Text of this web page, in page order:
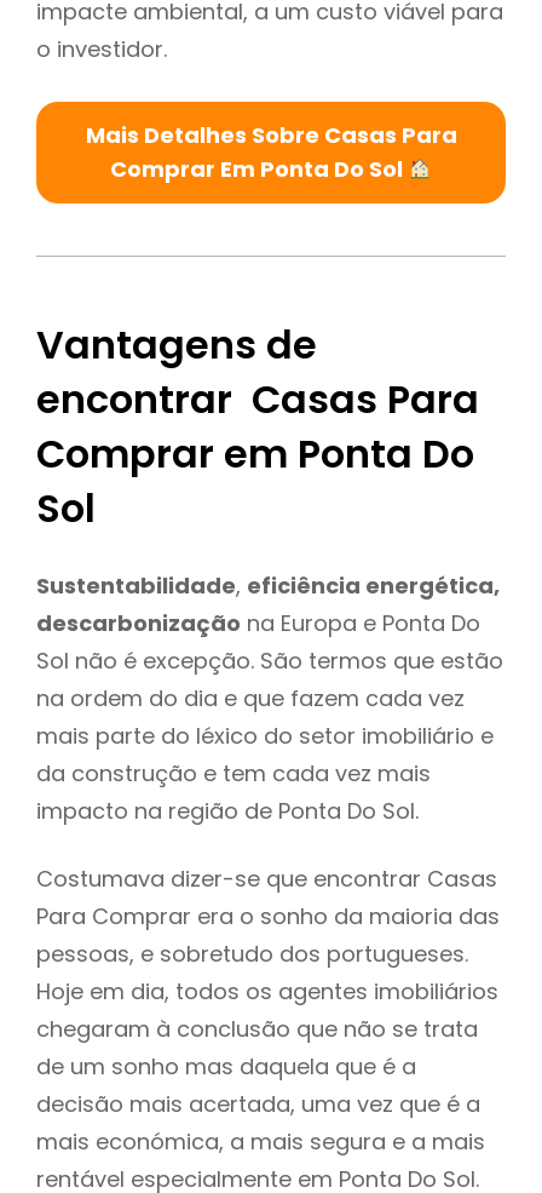
impacte ambiental, a um custo viável para
o investidor.
Mais Detalhes Sobre Casas Para
Comprar Em Ponta Do Sol
Vantagens de
encontrar Casas Para
Comprar em Ponta Do
Sol
Sustentabilidade, eficiência energética,
descarbonização na Europa e Ponta Do
Sol não é excepção. São termos que estão
na ordem do dia e que fazem cada vez
mais parte do léxico do setor imobiliário e
da construção e tem cada vez mais
impacto na região de Ponta Do Sol.
Costumava dizer-se que encontrar Casas
Para Comprar era o sonho da maioria das
pessoas, e sobretudo dos portugueses.
Hoje em dia, todos os agentes imobiliários
chegaram à conclusão que não se trata
de um sonho mas daquela que é a
decisão mais acertada, uma vez que é a
mais económica, a mais segura e a mais
rentável especialmente em Ponta Do Sol.